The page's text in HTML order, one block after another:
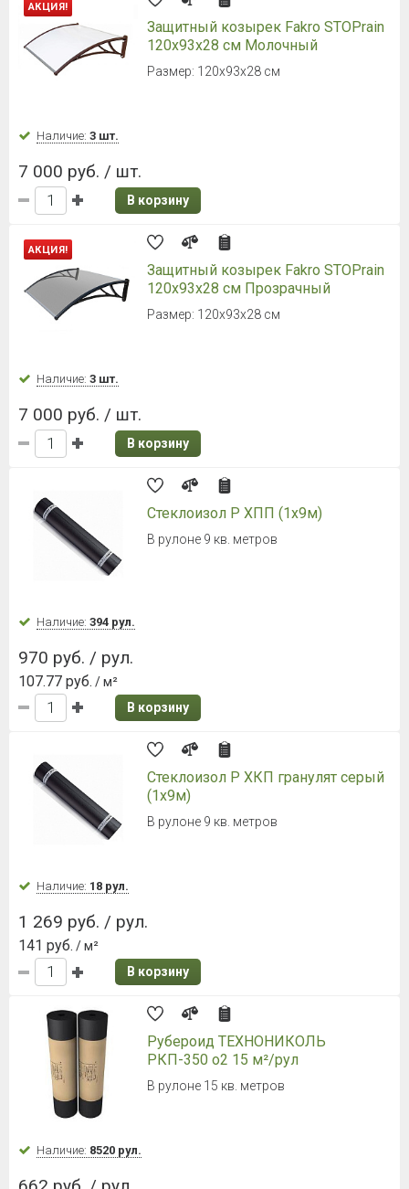
АКЦИЯ!
Защитный козырек Fakro STOPrain
120х93х28 см Молочный
Размер: 120х93х28 см
Наличие: 3 шт.
7 000 руб. / шт.
В корзину
АКЦИЯ!
Защитный козырек Fakro STOPrain
120х93х28 см Прозрачный
Размер: 120х93х28 см
Наличие: 3 шт.
7 000 руб. / шт.
В корзину
Стеклоизол Р ХПП (1х9м)
В рулоне 9 кв. метров
Наличие: 394 рул.
970 руб. / рул.
107.77 руб. / м²
В корзину
Стеклоизол Р ХКП гранулят серый
(1х9м)
В рулоне 9 кв. метров
Наличие: 18 рул.
1 269 руб. / рул.
141 руб. / м²
В корзину
Рубероид ТЕХНОНИКОЛЬ
РКП-350 о2 15 м²/рул
В рулоне 15 кв. метров
Наличие: 8520 рул.